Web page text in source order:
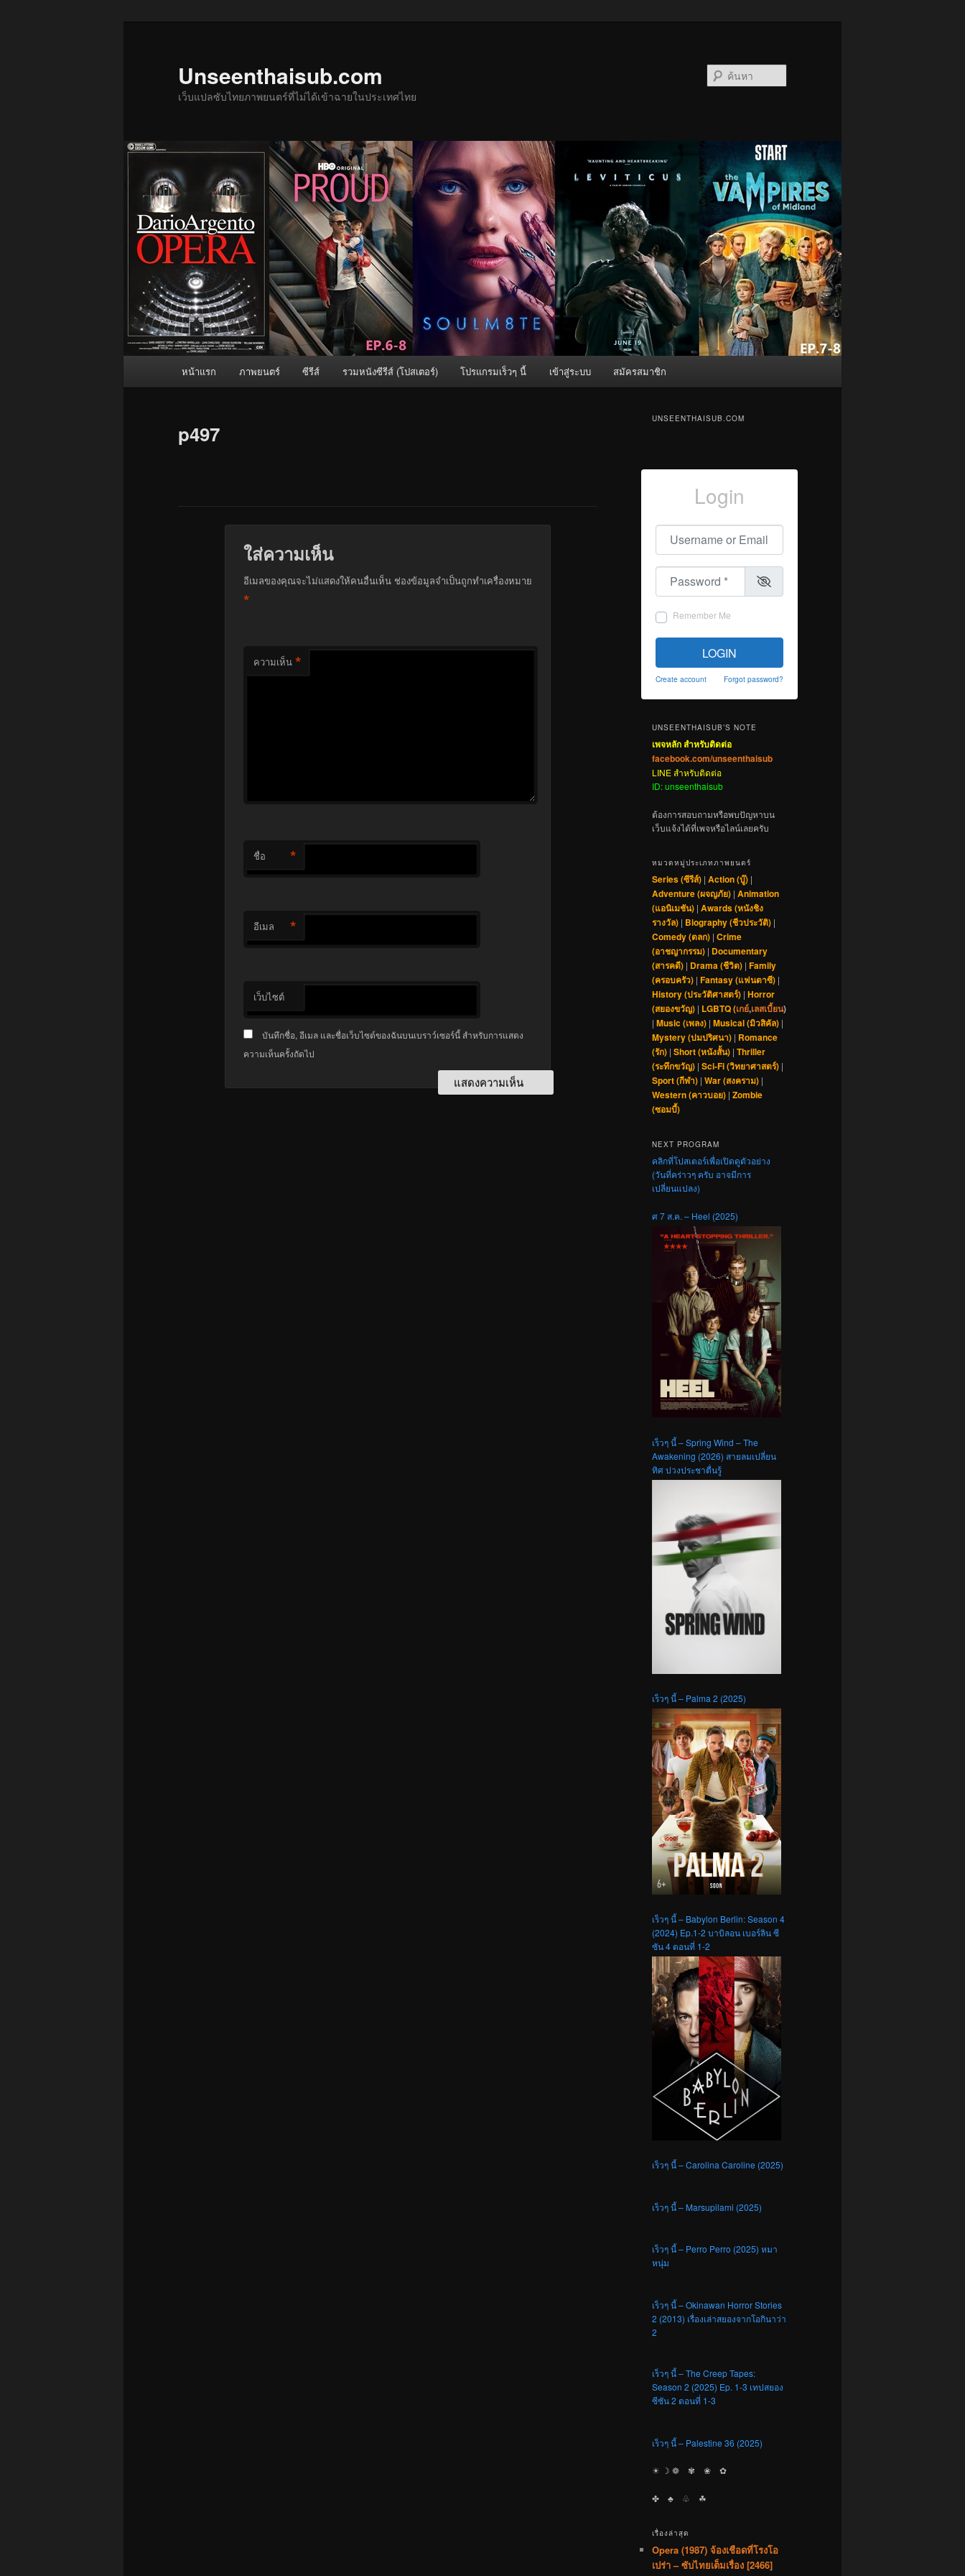
Unseenthaisub.com
เว็บแปลซับไทยภาพยนตร์ที่ไม่ได้เข้าฉายในประเทศไทย
หน้าแรก ภาพยนตร์ ซีรีส์ รวมหนังซีรีส์ (โปสเตอร์) โปรแกรมเร็วๆ นี้ เข้าสู่ระบบ สมัครสมาชิก
p497
ใส่ความเห็น
อีเมลของคุณจะไม่แสดงให้คนอื่นเห็น ช่องข้อมูลจำเป็นถูกทำเครื่องหมาย
*
ความเห็น *
ชื่อ *
อีเมล *
เว็บไซต์
บันทึกชื่อ, อีเมล และชื่อเว็บไซต์ของฉันบนเบราว์เซอร์นี้ สำหรับการแสดง
ความเห็นครั้งถัดไป
UNSEENTHAISUB.COM
Login
Username or Email
Password
Remember Me
LOGIN
Create account Forgot password?
UNSEENTHAISUB’S NOTE
เพจหลัก สำหรับติดต่อ
facebook.com/unseenthaisub
LINE สำหรับติดต่อ
ID: unseenthaisub
ต้องการสอบถามหรือพบปัญหาบน
เว็บแจ้งได้ที่เพจหรือไลน์เลยครับ
หมวดหมู่ประเภทภาพยนตร์
Series (ซีรีส์) | Action (บู๊) |
Adventure (ผจญภัย) | Animation
(แอนิเมชัน) | Awards (หนังชิง
รางวัล) | Biography (ชีวประวัติ) |
Comedy (ตลก) | Crime
(อาชญากรรม) | Documentary
(สารคดี) | Drama (ชีวิต) | Family
(ครอบครัว) | Fantasy (แฟนตาซี) |
History (ประวัติศาสตร์) | Horror
(สยองขวัญ) | LGBTQ (เกย์,เลสเบี้ยน)
| Music (เพลง) | Musical (มิวสิคัล) |
Mystery (ปมปริศนา) | Romance
(รัก) | Short (หนังสั้น) | Thriller
(ระทึกขวัญ) | Sci-Fi (วิทยาศาสตร์) |
Sport (กีฬา) | War (สงคราม) |
Western (คาวบอย) | Zombie
(ซอมบี้)
NEXT PROGRAM
คลิกที่โปสเตอร์เพื่อเปิดดูตัวอย่าง
(วันที่คร่าวๆ ครับ อาจมีการ
เปลี่ยนแปลง)
ศ 7 ส.ค. – Heel (2025)
เร็วๆ นี้ – Spring Wind – The
Awakening (2026) สายลมเปลี่ยน
ทิศ ปวงประชาตื่นรู้
เร็วๆ นี้ – Palma 2 (2025)
เร็วๆ นี้ – Babylon Berlin: Season 4
(2024) Ep.1-2 บาบิลอน เบอร์ลิน ซี
ซัน 4 ตอนที่ 1-2
เร็วๆ นี้ – Carolina Caroline (2025)
เร็วๆ นี้ – Marsupilami (2025)
เร็วๆ นี้ – Perro Perro (2025) หมา
หนุ่ม
เร็วๆ นี้ – Okinawan Horror Stories
2 (2013) เรื่องเล่าสยองจากโอกินาว่า
2
เร็วๆ นี้ – The Creep Tapes:
Season 2 (2025) Ep. 1-3 เทปสยอง
ซีซัน 2 ตอนที่ 1-3
เร็วๆ นี้ – Palestine 36 (2025)
☀︎ ☽ ❁ ✾ ❀ ✿
✤ ♣︎ ♧ ☘︎
เรื่องล่าสุด
Opera (1987) จ้องเชือดที่โรงโอ
เปร่า – ซับไทยเต็มเรื่อง [2466]